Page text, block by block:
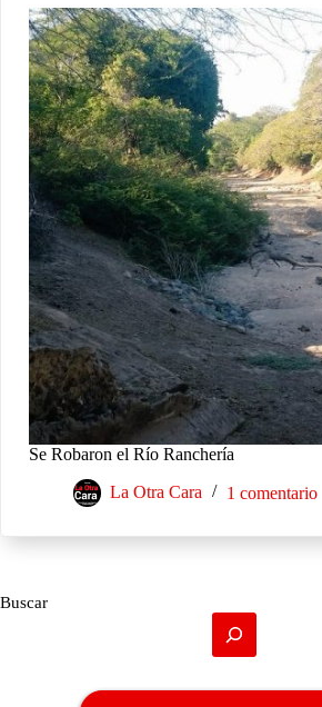
Se Robaron el Río Ranchería
La Otra Cara 1 comentario
Buscar